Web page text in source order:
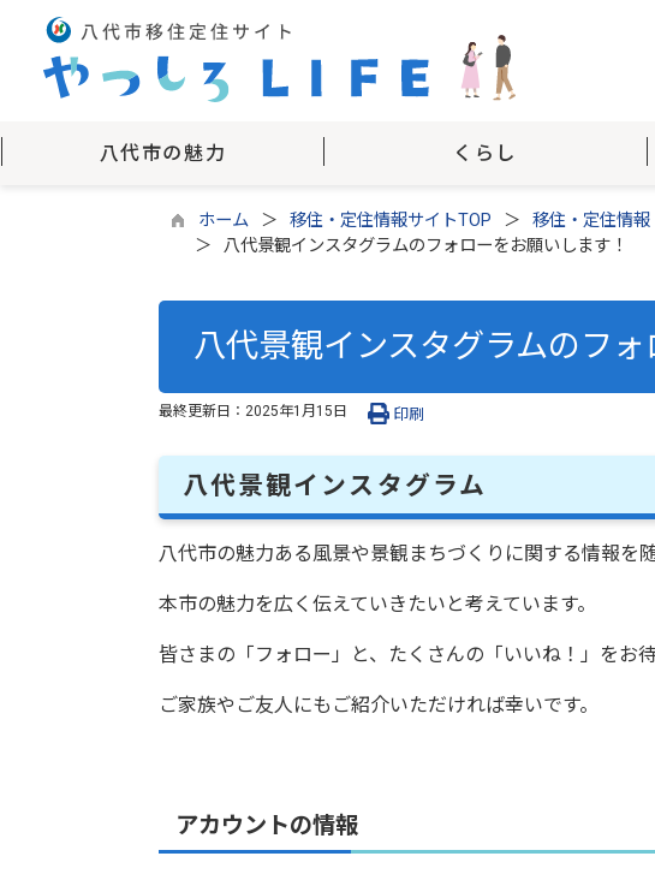
八代市の魅力 くらし
ホーム 移住・定住情報サイトTOP 移住・定住情報
八代景観インスタグラムのフォローをお願いします！
八代景観インスタグラムのフォ
最終更新日： 2025年1月15日 印刷
八代景観インスタグラム
八代市の魅力ある風景や景観まちづくりに関する情報を
本市の魅力を広く伝えていきたいと考えています。
皆さまの「フォロー」と、たくさんの「いいね！」をお
ご家族やご友人にもご紹介いただければ幸いです。
アカウントの情報